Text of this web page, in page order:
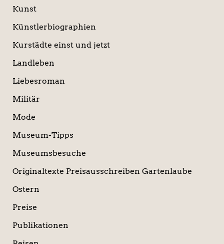
Kunst
Künstlerbiographien
Kurstädte einst und jetzt
Landleben
Liebesroman
Militär
Mode
Museum-Tipps
Museumsbesuche
Originaltexte Preisausschreiben Gartenlaube
Ostern
Preise
Publikationen